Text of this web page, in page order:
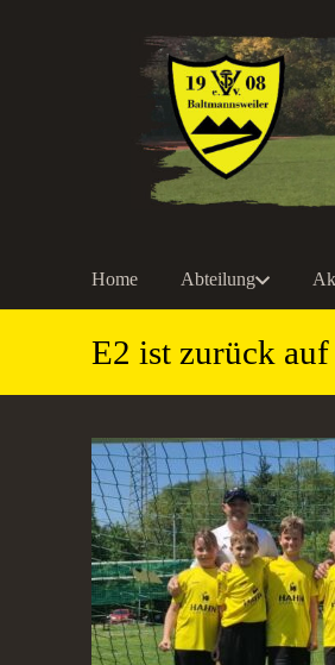
Home Abteilung
E2 ist zurück